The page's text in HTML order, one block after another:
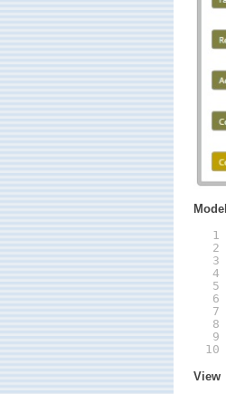
Model
1
2
3
4
5
6
7
8
9
10
View